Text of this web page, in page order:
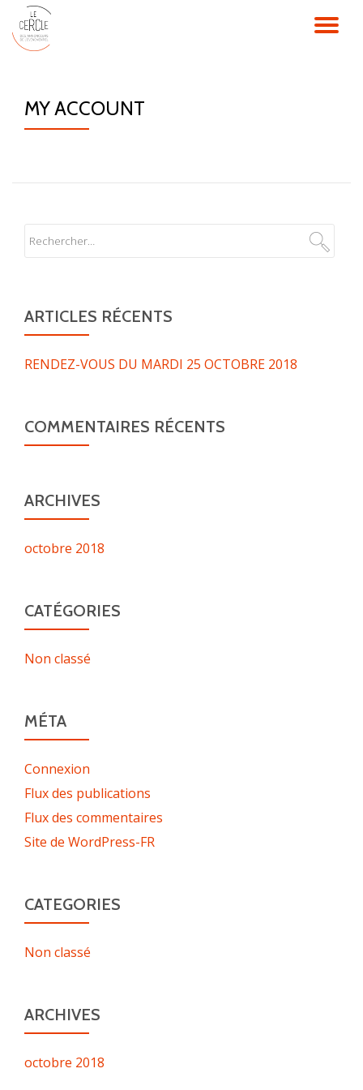
MY ACCOUNT
ARTICLES RÉCENTS
RENDEZ-VOUS DU MARDI 25 OCTOBRE 2018
COMMENTAIRES RÉCENTS
ARCHIVES
octobre 2018
CATÉGORIES
Non classé
MÉTA
Connexion
Flux des publications
Flux des commentaires
Site de WordPress-FR
CATEGORIES
Non classé
ARCHIVES
octobre 2018